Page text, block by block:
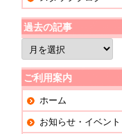
過去の記事
過
去
の
記
事
ご利用案内
ホーム
お知らせ・イベント